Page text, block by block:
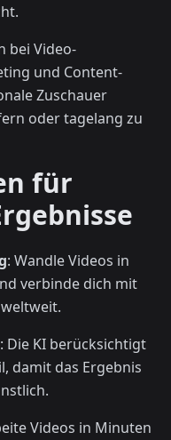
bei Video-
und Content-
Zuschauer
oder tagelang zu
für
: Wandle Videos in
verbinde dich mit
: Die KI berücksichtigt
damit das Ergebnis
Videos in Minuten